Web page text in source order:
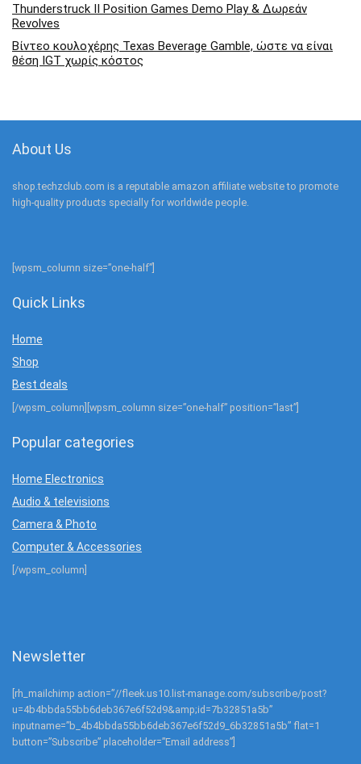
Thunderstruck II Position Games Demo Play & Δωρεάν
Revolves
Βίντεο κουλοχέρης Texas Beverage Gamble, ώστε να είναι
θέση IGT χωρίς κόστος
About Us
shop.techzclub.com is a reputable amazon affiliate website to promote
high-quality products specially for worldwide people.
[wpsm_column size=”one-half”]
Quick Links
Home
Shop
Best deals
[/wpsm_column][wpsm_column size=”one-half” position=”last”]
Popular categories
Home Electronics
Audio & televisions
Camera & Photo
Computer & Accessories
[/wpsm_column]
Newsletter
[rh_mailchimp action=”//fleek.us10.list-manage.com/subscribe/post?
u=4b4bbda55bb6deb367e6f52d9&amp;id=7b32851a5b”
inputname=”b_4b4bbda55bb6deb367e6f52d9_6b32851a5b” flat=1
button=”Subscribe” placeholder=”Email address”]